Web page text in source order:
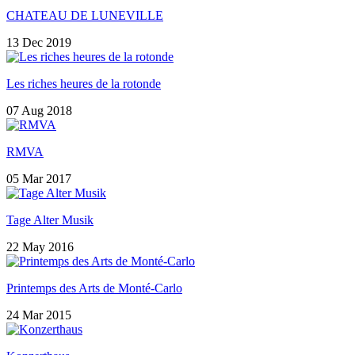
CHATEAU DE LUNEVILLE
13 Dec 2019
Les riches heures de la rotonde
07 Aug 2018
RMVA
05 Mar 2017
Tage Alter Musik
22 May 2016
Printemps des Arts de Monté-Carlo
24 Mar 2015